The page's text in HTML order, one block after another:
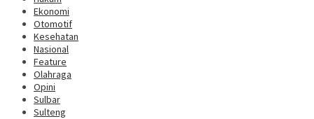
Ekonomi
Otomotif
Kesehatan
Nasional
Feature
Olahraga
Opini
Sulbar
Sulteng